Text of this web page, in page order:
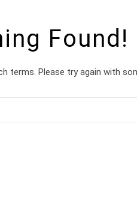
Found!
terms. Please try again with